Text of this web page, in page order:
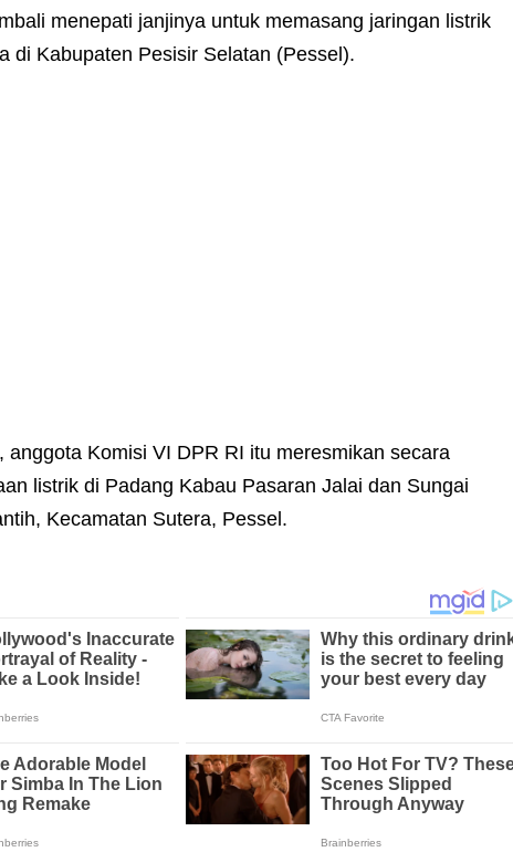
menepati janjinya untuk memasang jaringan listrik
di Kabupaten Pesisir Selatan (Pessel).
anggota Komisi VI DPR RI itu meresmikan secara
listrik di Padang Kabau Pasaran Jalai dan Sungai
Kecamatan Sutera, Pessel.